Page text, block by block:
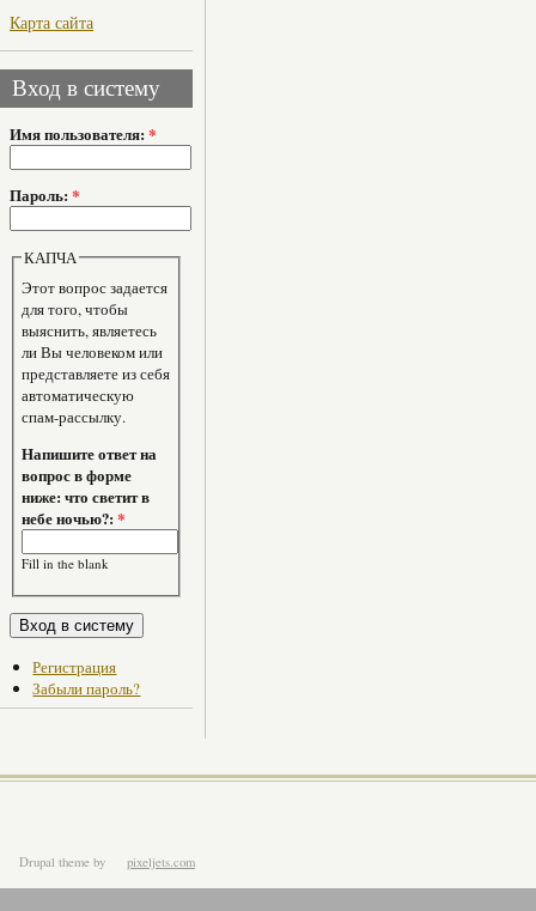
Карта сайта
Вход в систему
Имя пользователя: *
Пароль: *
КАПЧА
Этот вопрос задается
для того, чтобы
выяснить, являетесь
ли Вы человеком или
представляете из себя
автоматическую
спам-рассылку.
Напишите ответ на
вопрос в форме
ниже: что светит в
небе ночью?:*
Fill in the blank
Регистрация
Забыли пароль?
Drupal theme by pixeljets.com